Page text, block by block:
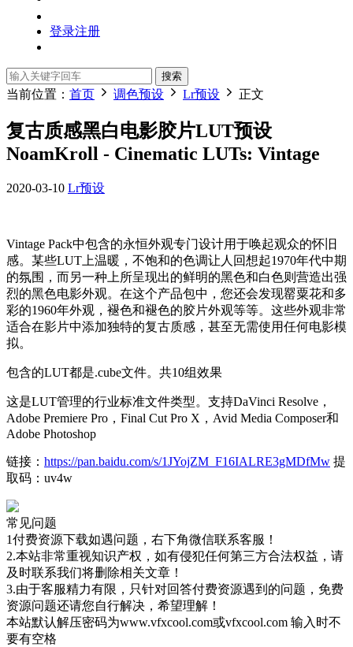
登录注册
搜索
当前位置： 首页 调色预设 Lr预设 正文
复古质感黑白电影胶片LUT预设
NoamKroll - Cinematic LUTs: Vintage
2020-03-10 Lr预设
Vintage Pack中包含的永恒外观专门设计用于唤起观众的怀旧
感。某些LUT上温暖，不饱和的色调让人回想起1970年代中期
的氛围，而另一种上所呈现出的鲜明的黑色和白色则营造出强
烈的黑色电影外观。在这个产品包中，您还会发现罂粟花和多
彩的1960年外观，褪色和褪色的胶片外观等等。这些外观非常
适合在影片中添加独特的复古质感，甚至无需使用任何电影模
拟。
包含的LUT都是.cube文件。共10组效果
这是LUT管理的行业标准文件类型。支持DaVinci Resolve，
Adobe Premiere Pro，Final Cut Pro X，Avid Media Composer和
Adobe Photoshop
链接： https://pan.baidu.com/s/1JYojZM_F16IALRE3gMDfMw 提
取码：uv4w
常见问题
1付费资源下载如遇问题，右下角微信联系客服！
2.本站非常重视知识产权，如有侵犯任何第三方合法权益，请
及时联系我们将删除相关文章！
3.由于客服精力有限，只针对回答付费资源遇到的问题，免费
资源问题还请您自行解决，希望理解！
本站默认解压密码为www.vfxcool.com或vfxcool.com 输入时不
要有空格